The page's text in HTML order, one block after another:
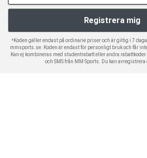
*Koden gäller endast på ordinarie priser och är giltig i 7
mmsports.se. Koden är endast för personligt bruk och får
Kan ej kombineras med studentrabatt eller andra
och SMS från MM Sports. Du kan